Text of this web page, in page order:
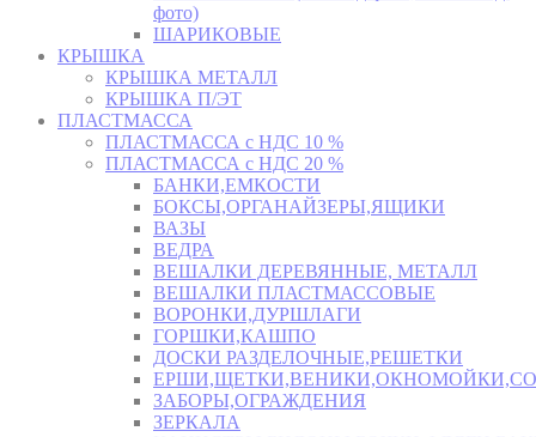
фото)
ШАРИКОВЫЕ
КРЫШКА
КРЫШКА МЕТАЛЛ
КРЫШКА П/ЭТ
ПЛАСТМАССА
ПЛАСТМАССА с НДС 10 %
ПЛАСТМАССА с НДС 20 %
БАНКИ,ЕМКОСТИ
БОКСЫ,ОРГАНАЙЗЕРЫ,ЯЩИКИ
ВАЗЫ
ВЕДРА
ВЕШАЛКИ ДЕРЕВЯННЫЕ, МЕТАЛЛ
ВЕШАЛКИ ПЛАСТМАССОВЫЕ
ВОРОНКИ,ДУРШЛАГИ
ГОРШКИ,КАШПО
ДОСКИ РАЗДЕЛОЧНЫЕ,РЕШЕТКИ
ЗАБОРЫ,ОГРАЖДЕНИЯ
ЗЕРКАЛА